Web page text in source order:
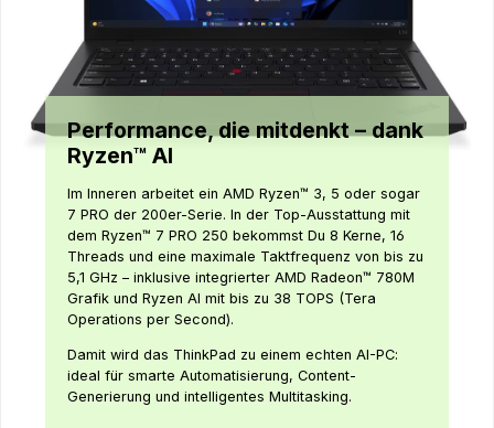
Performance, die mitdenkt – dank
Ryzen™ AI
Im Inneren arbeitet ein AMD Ryzen™ 3, 5 oder sogar
7 PRO der 200er-Serie. In der Top-Ausstattung mit
dem Ryzen™ 7 PRO 250 bekommst Du 8 Kerne, 16
Threads und eine maximale Taktfrequenz von bis zu
5,1 GHz – inklusive integrierter AMD Radeon™ 780M
Grafik und Ryzen AI mit bis zu 38 TOPS (Tera
Operations per Second).
Damit wird das ThinkPad zu einem echten AI-PC:
ideal für smarte Automatisierung, Content-
Generierung und intelligentes Multitasking.